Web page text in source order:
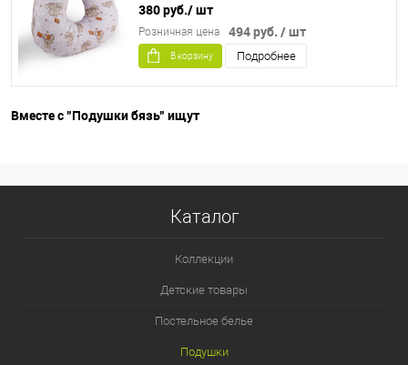
380 руб./ шт
494 руб. / шт
Розничная цена
В корзину Подробнее
Вместе с "Подушки бязь" ищут
Каталог
Коллекции
Детские товары
Постельное белье
Подушки